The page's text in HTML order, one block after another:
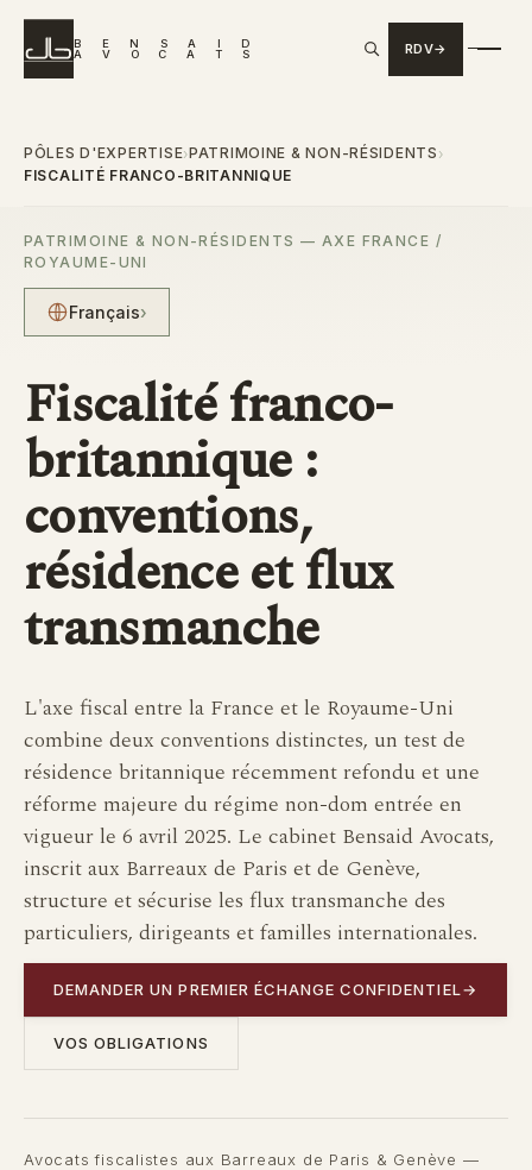
B E N S A I
D
A
V O C A T S RDV
PÔLES D'EXPERTISE›PATRIMOINE & NON-RÉSIDENTS ›
FISCALITÉ FRANCO-BRITANNIQUE
PATRIMOINE & NON-RÉSIDENTS — AXE FRANCE /
ROYAUME-UNI
Français›
Fiscalité franco-
britannique :
conventions,
résidence et flux
transmanche
L'axe fiscal entre la France et le Royaume-Uni
combine deux conventions distinctes, un test de
résidence britannique récemment refondu et une
réforme majeure du régime non-dom entrée en
vigueur le 6 avril 2025. Le cabinet Bensaid Avocats,
inscrit aux Barreaux de Paris et de Genève,
structure et sécurise les flux transmanche des
particuliers, dirigeants et familles internationales.
DEMANDER UN PREMIER ÉCHANGE CONFIDENTIEL→
VOS OBLIGATIONS
Avocats fiscalistes aux Barreaux de Paris & Genève —